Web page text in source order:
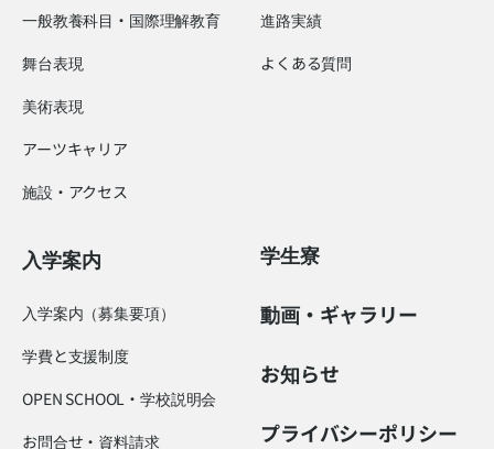
一般教養科目・国際理解教育
舞台表現
美術表現
アーツキャリア
施設・アクセス
進路実績
よくある質問
入学案内
入学案内（募集要項）
学費と支援制度
OPEN SCHOOL・学校説明会
お問合せ・資料請求
学生寮
動画・ギャラリー
お知らせ
プライバシーポリシー